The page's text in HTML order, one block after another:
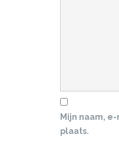
Mijn naam,
plaats.